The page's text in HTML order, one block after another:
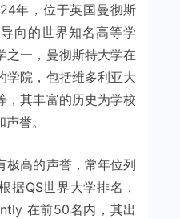
年，位于英国曼彻斯
向的世界知名高等学
之一，曼彻斯特大学在
学院，包括维多利亚大
，其丰富的历史为学校
誉。
极高的声誉，常年位列
据QS世界大学排名，
在前50名内，其出